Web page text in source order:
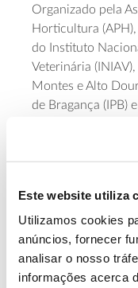
Este website utiliza
Utilizamos cookies
anúncios, fornecer
analisar o nosso
informações acerca
Organizado pela
Horticultura
do Instituto
Veterinária
Montes e Alto
de Bragança (IPB)
Simpósio
difundir os
sector e promover
os diversos
feita noformulário
euros.